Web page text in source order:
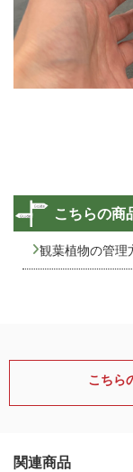
こちらの商
観葉植物の管理
こちら
関連商品